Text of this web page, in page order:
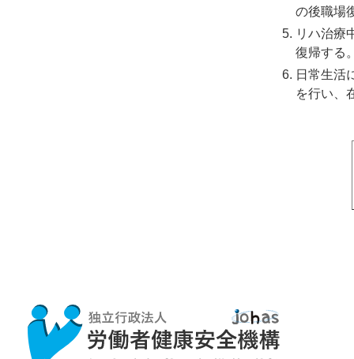
の後職場
リハ治療
復帰する
日常生活
を行い、